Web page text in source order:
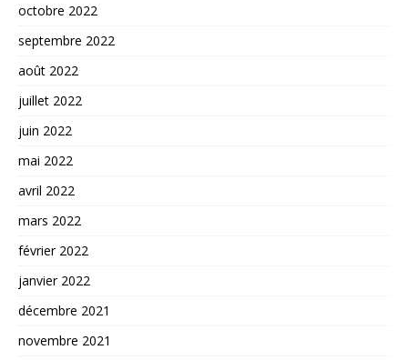
octobre 2022
septembre 2022
août 2022
juillet 2022
juin 2022
mai 2022
avril 2022
mars 2022
février 2022
janvier 2022
décembre 2021
novembre 2021